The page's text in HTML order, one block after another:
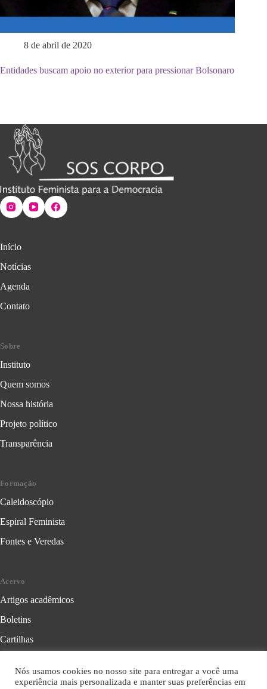
8 de abril de 2020
Entidades buscam apoio no exterior para pressionar Bolsonaro
Início
Notícias
Agenda
Contato
Sobre
Instituto
Quem somos
Nossa história
Projeto político
Transparência
Formação
Caleidoscópio
Espiral Feminista
Fontes e Veredas
Acervo
Artigos acadêmicos
Boletins
Cartilhas
Folhetos
Nós usamos cookies no nosso site para entregar a você uma
experiência mais personalizada e manter suas preferências em